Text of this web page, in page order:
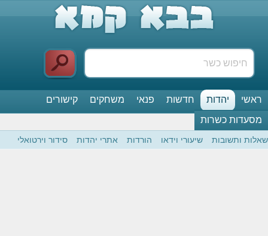
ראשי יהדות חדשות פנאי משחקים
קישורים
מסעדות כשרות
שאלות ותשובות שיעורי וידאו הורדות אתרי יהדות סידור וירטואלי